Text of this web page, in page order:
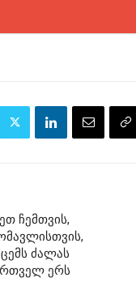
ჩემთვის,
ძალას
ერს